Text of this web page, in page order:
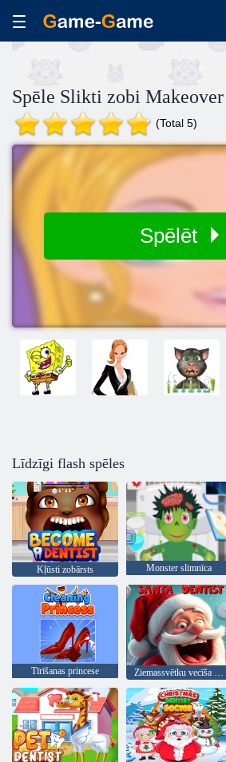
Spēle Slikti zobi Makeover
(Total 5)
Spēlēt
Līdzīgi flash spēles
Kļūsti zobārsts Monster slimnīca
Tīrīšanas princese